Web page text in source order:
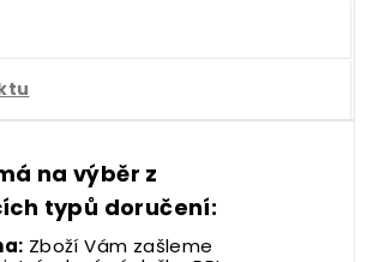
na výběr z
typů doručení:
Zboží Vám zašleme